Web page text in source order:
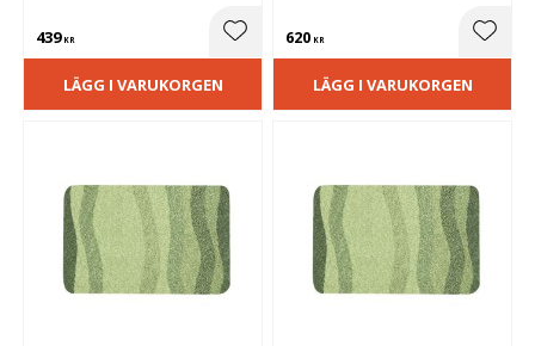
439KR Lägg till i favoriter
LÄGG I VARUKORGEN
620 KR
LÄGG I VARUKORGEN